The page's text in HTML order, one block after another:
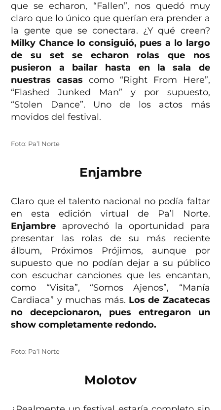
que se echaron, “Fallen”, nos quedó muy
claro que lo único que querían era prender a
la gente que se conectara. ¿Y qué creen?
Milky Chance lo consiguió, pues a lo largo
de su set se echaron rolas que nos
pusieron a bailar hasta en la sala de
nuestras casas como “Right From Here”,
“Flashed Junked Man” y por supuesto,
“Stolen Dance”. Uno de los actos más
movidos del festival.
Foto: Pa’l Norte
Enjambre
Claro que el talento nacional no podía faltar
en esta edición virtual de Pa’l Norte.
Enjambre aprovechó la oportunidad para
presentar las rolas de su más reciente
álbum, Próximos Prójimos, aunque por
supuesto que no podían dejar a su público
con escuchar canciones que les encantan,
como “Visita”, “Somos Ajenos”, “Manía
Cardiaca” y muchas más. Los de Zacatecas
no decepcionaron, pues entregaron un
show completamente redondo.
Foto: Pa’l Norte
Molotov